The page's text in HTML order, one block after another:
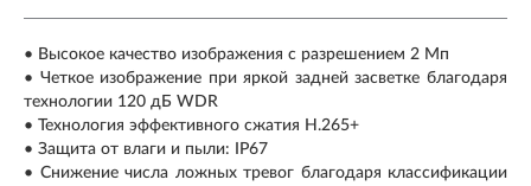
• Высокое качество изображения с разрешением 2 Мп
• Четкое изображение при яркой задней засветке благодаря
технологии 120 дБ WDR
• Технология эффективного сжатия H.265+
• Защита от влаги и пыли: IP67
• Снижение числа ложных тревог благодаря классификации